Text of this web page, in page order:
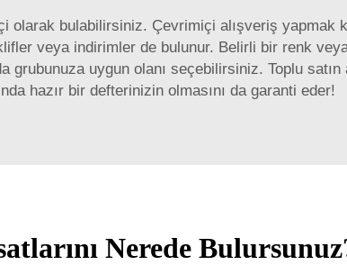
bulabilirsiniz. Çevrimiçi alışveriş yapmak
veya indirimler de bulunur. Belirli bir renk
uygun olanı seçebilirsiniz. Toplu
hazır bir defterinizin olmasını da garanti eder!
Nerede